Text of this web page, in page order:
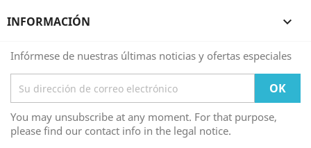
INFORMACIÓN 
Infórmese de nuestras últimas noticias y ofertas especiales
You may unsubscribe at any moment. For that purpose,
please find our contact info in the legal notice.